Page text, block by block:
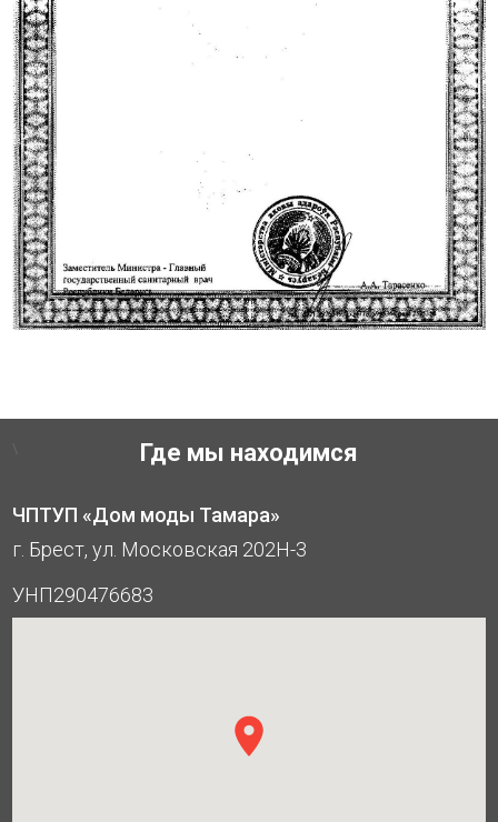
Где мы находимся
ЧПТУП «Дом моды Тамара»
г. Брест, ул. Московская 202Н-3
УНП290476683